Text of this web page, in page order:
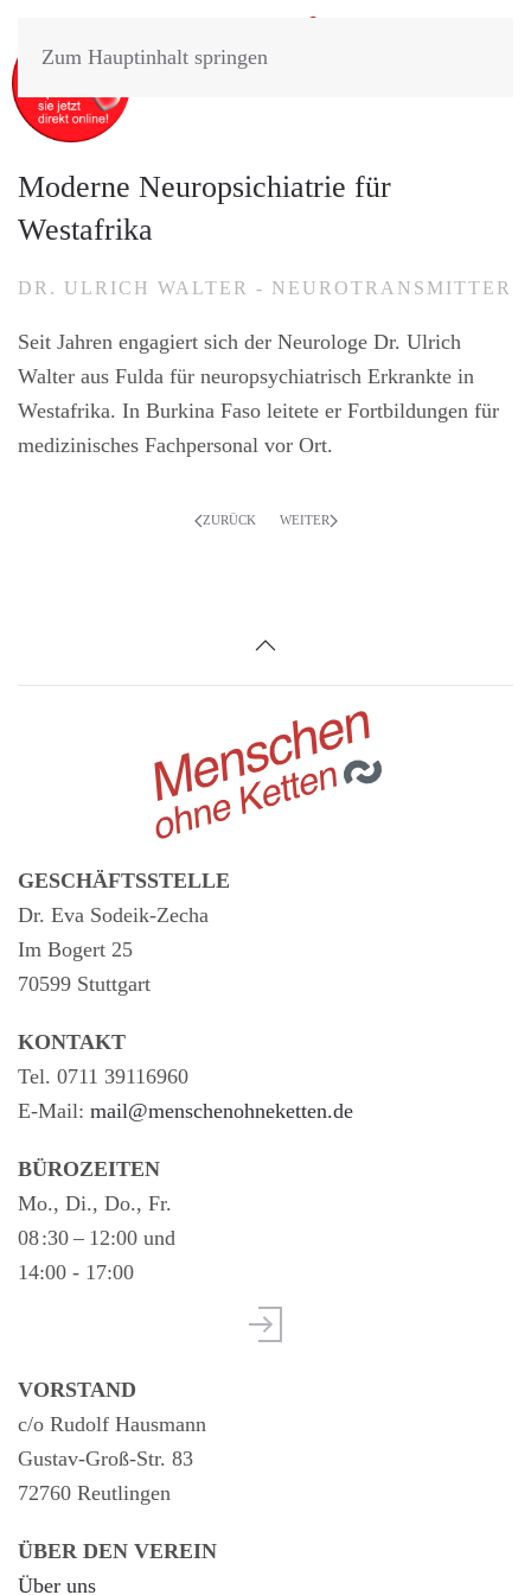
Zum Hauptinhalt springen
Moderne Neuropsichiatrie für
Westafrika
DR. ULRICH WALTER - NEUROTRANSMITTER
Seit Jahren engagiert sich der Neurologe Dr. Ulrich
Walter aus Fulda für neuropsychiatrisch Erkrankte in
Westafrika. In Burkina Faso leitete er Fortbildungen für
medizinisches Fachpersonal vor Ort.
ZURÜCK WEITER
GESCHÄFTSSTELLE
Dr. Eva Sodeik-Zecha
Im Bogert 25
70599 Stuttgart
KONTAKT
Tel. 0711 39116960
E-Mail: mail@menschenohneketten.de
BÜROZEITEN
Mo., Di., Do., Fr.
08 :30 – 12:00 und
14:00 - 17:00
VORSTAND
c/o Rudolf Hausmann
Gustav-Groß-Str. 83
72760 Reutlingen
ÜBER DEN VEREIN
Über uns